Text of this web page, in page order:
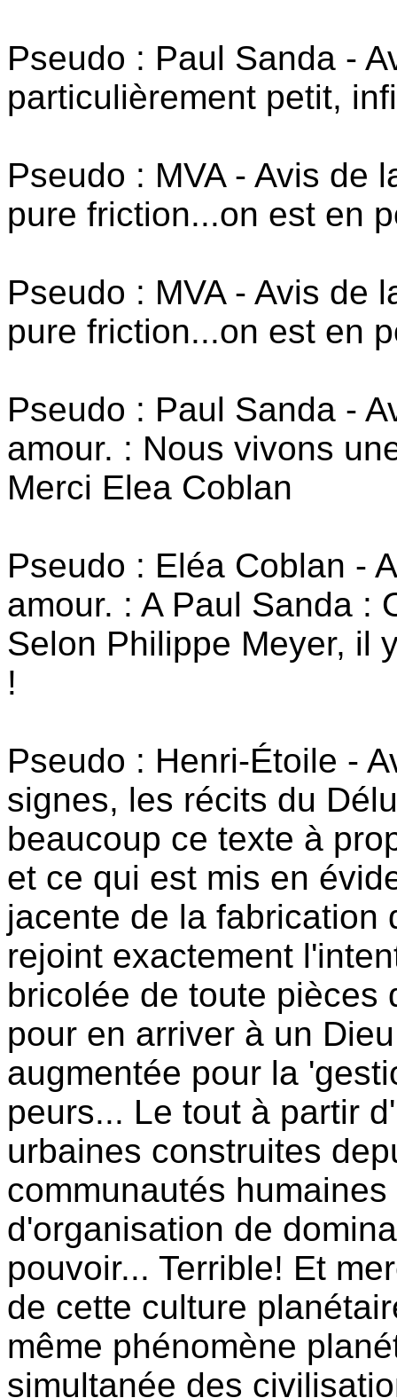
Pseudo : Paul Sanda -
particulièrement petit,
Pseudo : MVA - Avis de
pure friction...on est en
Pseudo : MVA - Avis de
pure friction...on est en
Pseudo : Paul Sanda -
amour. : Nous vivons
Merci Elea Coblan
Pseudo : Eléa Coblan -
amour. : A Paul Sanda :
Selon Philippe Meyer, il
!
Pseudo : Henri-Étoile -
signes, les récits du
beaucoup ce texte à
et ce qui est mis en
jacente de la fabrication
rejoint exactement
bricolée de toute pièces
pour en arriver à un
augmentée pour la
peurs... Le tout à partir
urbaines construites
communautés
d'organisation de
pouvoir... Terrible! Et
de cette culture
même phénomène
simultanée des